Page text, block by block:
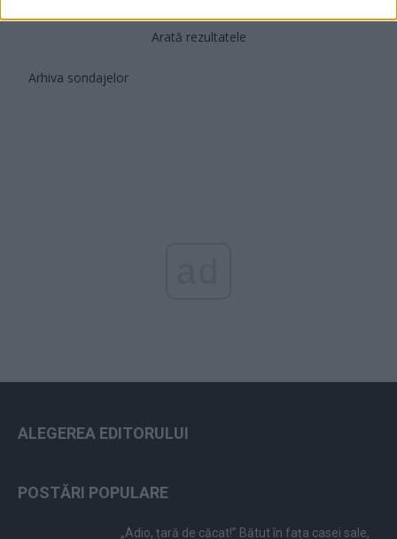
Arată rezultatele
Arhiva sondajelor
ALEGEREA EDITORULUI
POSTĂRI POPULARE
„Adio, țară de căcat!” Bătut în fața casei sale,